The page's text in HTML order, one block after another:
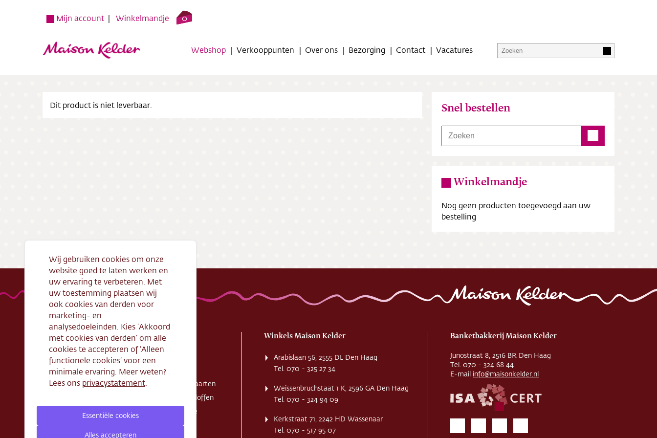
Mijn account Winkelmandje 0
Webshop Verkooppunten Over ons Bezorging Contact Vacatures
Dit product is niet leverbaar. Snel bestellen
Winkelmandje
Nog geen producten toegevoegd aan uw
bestelling
Handige links
Openingstijden
Algemene
voorwaarden
ondernemen
Cadeaubon
Zakelijke bestelling
Webshop
Taarten
Exclusieve taarten
Schnitte - Sloffen
Koek - Cake
Winkels Maison Kelder
Arabislaan 56, 2555 DL Den Haag
Tel. 070 - 325 27 34
Weissenbruchstaat 1 K, 2596 GA Den Haag
Tel. 070 - 324 94 09
Kerkstraat 71, 2242 HD Wassenaar
Tel. 070 - 517 95 07
Banketbakkerij Maison Kelder
Junostraat 8, 2516 BR Den Haag
Tel. 070 - 324 68 44
E-mail info@maisonkelder.nl
Wij gebruiken cookies om onze
website goed te laten werken en
uw ervaring te verbeteren. Met
uw toestemming plaatsen wij
ook cookies van derden voor
marketing- en
analysedoeleinden. Kies ‘Akkoord
met cookies van derden’ om alle
cookies te accepteren of ‘Alleen
functionele cookies’ voor een
minimale ervaring. Meer weten?
Lees ons privacystatement.
Essentiële cookies
Alles accepteren